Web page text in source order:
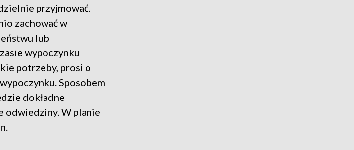
przyjmować.
zachować w
lub
wypoczynku
potrzeby, prosi o
Sposobem
dokładne
odwiedziny. W planie